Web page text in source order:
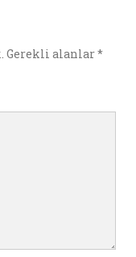
Gerekli alanlar*